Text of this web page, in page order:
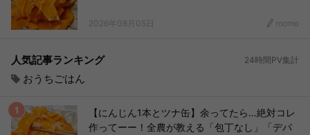
2026年08月05日 momo
人気記事ランキング 24時間PV集計
おうちごはん
【にんじん1本とツナ缶】余ってたら…絶対コレ
作ってーー！全農が教える「包丁なし」「デパ